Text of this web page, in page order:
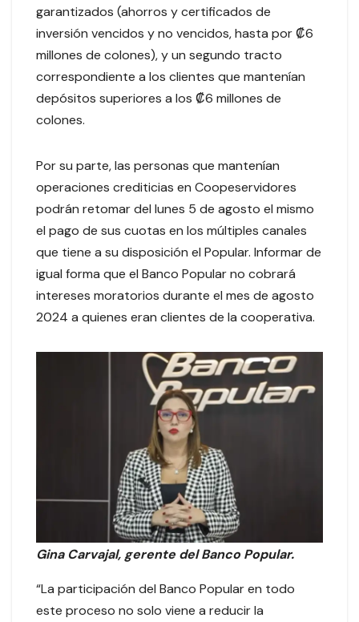
garantizados (ahorros y certificados de
inversión vencidos y no vencidos, hasta por ₡6
millones de colones), y un segundo tracto
correspondiente a los clientes que mantenían
depósitos superiores a los ₡6 millones de
colones.
Por su parte, las personas que mantenían
operaciones crediticias en Coopeservidores
podrán retomar del lunes 5 de agosto el mismo
el pago de sus cuotas en los múltiples canales
que tiene a su disposición el Popular. Informar de
igual forma que el Banco Popular no cobrará
intereses moratorios durante el mes de agosto
2024 a quienes eran clientes de la cooperativa.
Gina Carvajal, gerente del Banco Popular.
“La participación del Banco Popular en todo
este proceso no solo viene a reducir la